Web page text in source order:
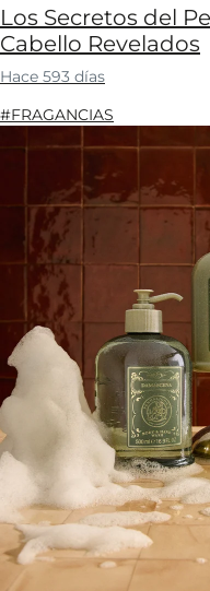
Los Secretos del
Cabello Revelados
Hace 593 días
#FRAGANCIAS